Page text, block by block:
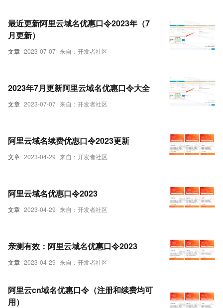
文章 2023-07-07 来自：开发者社区
最近更新阿里云域名优惠口令2023年（7
月更新）
文章 2023-07-07 来自：开发者社区
2023年7月更新阿里云域名优惠口令大全
文章 2023-04-29 来自：开发者社区
阿里云域名续费优惠口令2023更新
文章 2023-04-29 来自：开发者社区
阿里云域名优惠口令2023
文章 2023-04-29 来自：开发者社区
亲测有效：阿里云域名优惠口令2023
阿里云cn域名优惠口令（注册和续费均可
用）